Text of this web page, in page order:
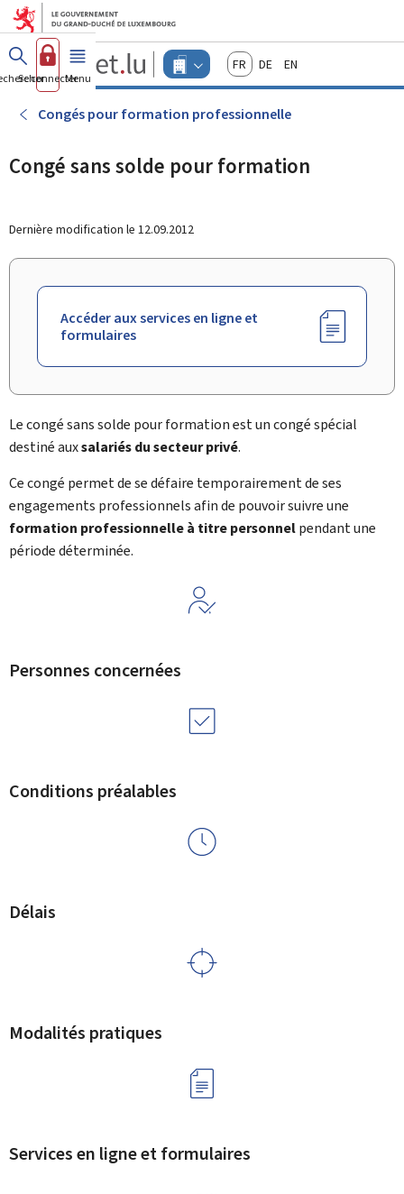
Aller au menu principal
Aller au contenu
Guichet.lu
Changer
d'espace
Menu
actif
FrançaisDeutschEnglish
Se connecterMenu principal
Congés pour formation professionnelle
Congé sans solde pour formation
Dernière modification le 12.09.2012
Accéder aux services en ligne et
formulaires
Le congé sans solde pour formation est un congé spécial
destiné auxsalariés du secteur privé.
Ce congé permet de se défaire temporairement de ses
engagements professionnels afin de pouvoir suivre une
formation professionnelle à titre personnelpendant une
période déterminée.
Personnes concernées
Conditions préalables
Délais
Modalités pratiques
Services en ligne et formulaires